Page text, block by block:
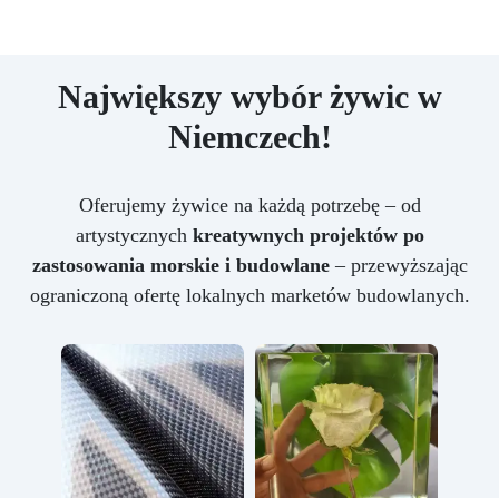
Największy wybór żywic w
Niemczech!
Oferujemy żywice na każdą potrzebę – od
artystycznych kreatywnych projektów po
zastosowania morskie i budowlane– przewyższając
ograniczoną ofertę lokalnych marketów budowlanych.